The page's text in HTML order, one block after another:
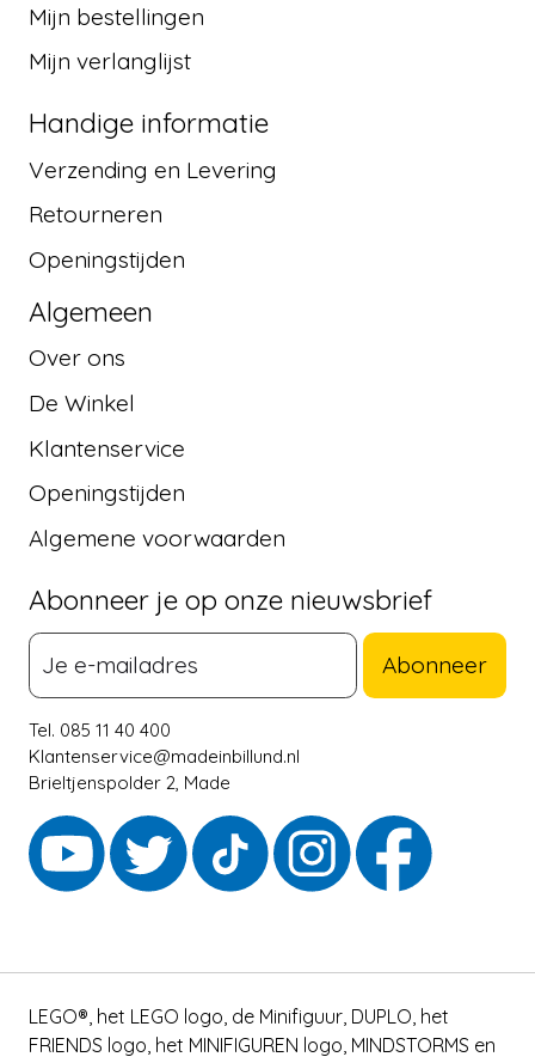
Mijn bestellingen
Mijn verlanglijst
Handige informatie
Verzending en Levering
Retourneren
Openingstijden
Algemeen
Over ons
De Winkel
Klantenservice
Openingstijden
Algemene voorwaarden
Abonneer je op onze nieuwsbrief
Abonneer
Tel. 085 11 40 400
Klantenservice@madeinbillund.nl
Brieltjenspolder 2, Made
LEGO®, het LEGO logo, de Minifiguur, DUPLO, het
FRIENDS logo, het MINIFIGUREN logo, MINDSTORMS en